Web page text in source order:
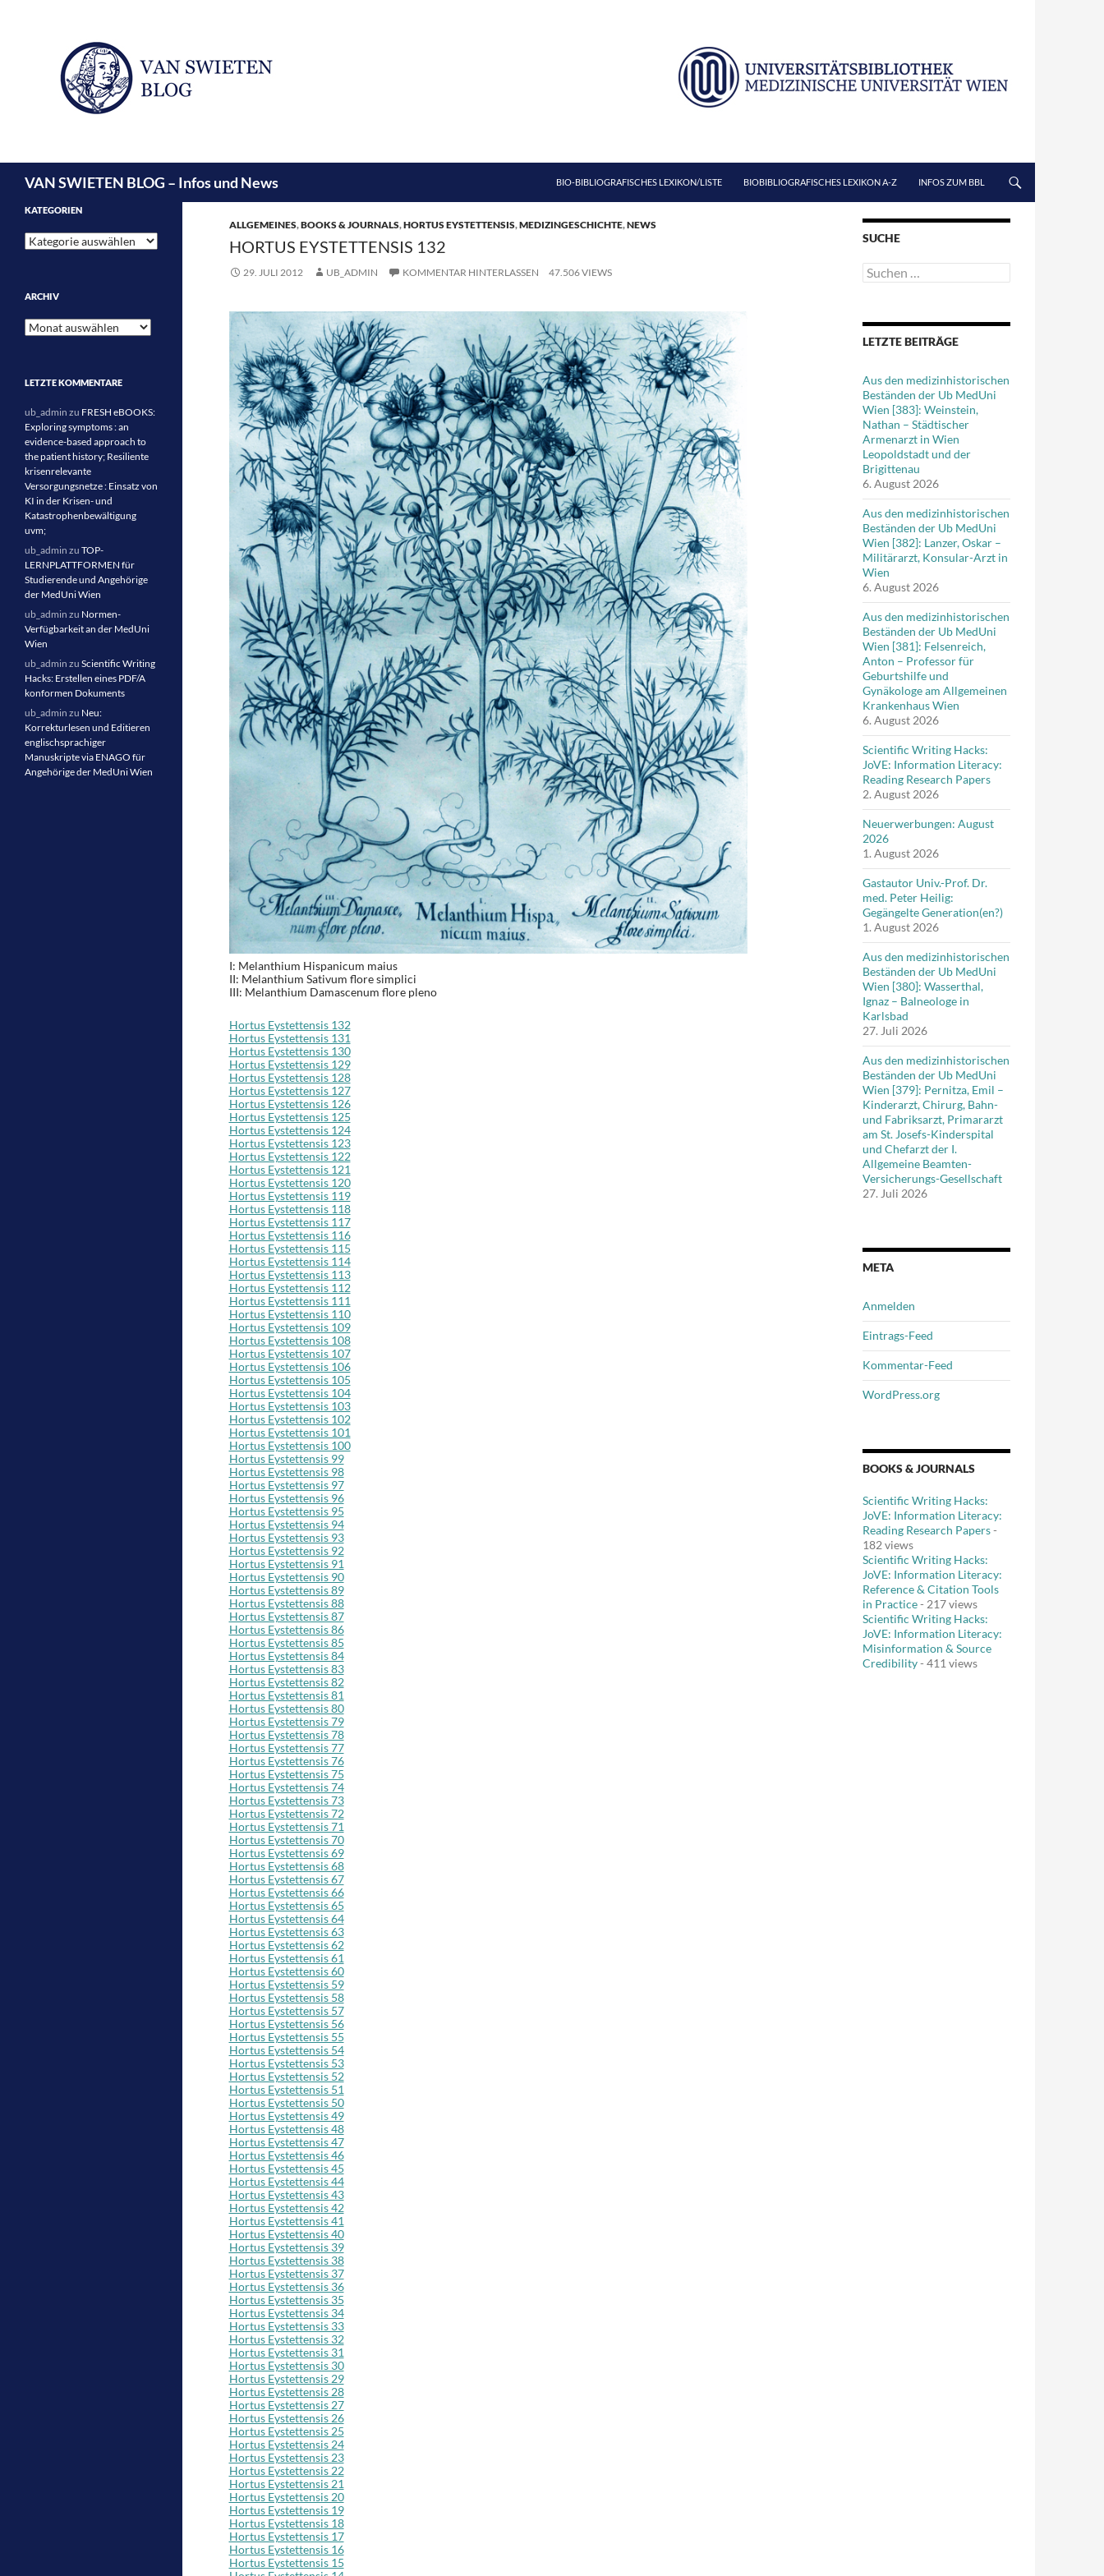
VAN SWIETEN BLOG – Infos und News
BIO-BIBLIOGRAFISCHES LEXIKON/LISTE
BIOBIBLIOGRAFISCHES LEXIKON A-Z INFOS ZUM BBL
ALLGEMEINES,BOOKS & JOURNALS,HORTUS EYSTETTENSIS,MEDIZINGESCHICHTE,NEWS
HORTUS EYSTETTENSIS 132
29. JULI 2012 UB_ADMIN KOMMENTAR HINTERLASSEN 47.506 VIEWS
I: Melanthium Hispanicum maius
II: Melanthium Sativum flore simplici
III: Melanthium Damascenum flore pleno
Hortus Eystettensis 132
Hortus Eystettensis 131
Hortus Eystettensis 130
Hortus Eystettensis 129
Hortus Eystettensis 128
Hortus Eystettensis 127
Hortus Eystettensis 126
Hortus Eystettensis 125
Hortus Eystettensis 124
Hortus Eystettensis 123
Hortus Eystettensis 122
Hortus Eystettensis 121
Hortus Eystettensis 120
Hortus Eystettensis 119
Hortus Eystettensis 118
Hortus Eystettensis 117
Hortus Eystettensis 116
Hortus Eystettensis 115
Hortus Eystettensis 114
Hortus Eystettensis 113
Hortus Eystettensis 112
Hortus Eystettensis 111
Hortus Eystettensis 110
Hortus Eystettensis 109
Hortus Eystettensis 108
Hortus Eystettensis 107
Hortus Eystettensis 106
Hortus Eystettensis 105
Hortus Eystettensis 104
Hortus Eystettensis 103
Hortus Eystettensis 102
Hortus Eystettensis 101
Hortus Eystettensis 100
Hortus Eystettensis 99
Hortus Eystettensis 98
Hortus Eystettensis 97
Hortus Eystettensis 96
Hortus Eystettensis 95
Hortus Eystettensis 94
Hortus Eystettensis 93
Hortus Eystettensis 92
Hortus Eystettensis 91
Hortus Eystettensis 90
Hortus Eystettensis 89
Hortus Eystettensis 88
Hortus Eystettensis 87
Hortus Eystettensis 86
Hortus Eystettensis 85
Hortus Eystettensis 84
Hortus Eystettensis 83
Hortus Eystettensis 82
Hortus Eystettensis 81
Hortus Eystettensis 80
Hortus Eystettensis 79
Hortus Eystettensis 78
Hortus Eystettensis 77
Hortus Eystettensis 76
Hortus Eystettensis 75
Hortus Eystettensis 74
Hortus Eystettensis 73
Hortus Eystettensis 72
Hortus Eystettensis 71
Hortus Eystettensis 70
Hortus Eystettensis 69
Hortus Eystettensis 68
Hortus Eystettensis 67
Hortus Eystettensis 66
Hortus Eystettensis 65
Hortus Eystettensis 64
Hortus Eystettensis 63
Hortus Eystettensis 62
Hortus Eystettensis 61
Hortus Eystettensis 60
Hortus Eystettensis 59
Hortus Eystettensis 58
Hortus Eystettensis 57
Hortus Eystettensis 56
Hortus Eystettensis 55
Hortus Eystettensis 54
Hortus Eystettensis 53
Hortus Eystettensis 52
Hortus Eystettensis 51
Hortus Eystettensis 50
Hortus Eystettensis 49
Hortus Eystettensis 48
Hortus Eystettensis 47
Hortus Eystettensis 46
Hortus Eystettensis 45
Hortus Eystettensis 44
Hortus Eystettensis 43
Hortus Eystettensis 42
Hortus Eystettensis 41
Hortus Eystettensis 40
Hortus Eystettensis 39
Hortus Eystettensis 38
Hortus Eystettensis 37
Hortus Eystettensis 36
Hortus Eystettensis 35
Hortus Eystettensis 34
Hortus Eystettensis 33
Hortus Eystettensis 32
Hortus Eystettensis 31
Hortus Eystettensis 30
Hortus Eystettensis 29
Hortus Eystettensis 28
Hortus Eystettensis 27
Hortus Eystettensis 26
Hortus Eystettensis 25
Hortus Eystettensis 24
Hortus Eystettensis 23
Hortus Eystettensis 22
Hortus Eystettensis 21
Hortus Eystettensis 20
Hortus Eystettensis 19
Hortus Eystettensis 18
Hortus Eystettensis 17
Hortus Eystettensis 16
Hortus Eystettensis 15
SUCHE
Suchen
nach:
LETZTE BEITRÄGE
Aus den medizinhistorischen
Beständen der Ub MedUni
Wien [383]: Weinstein,
Nathan – Städtischer
Armenarzt in Wien
Leopoldstadt und der
Brigittenau
6. August 2026
Aus den medizinhistorischen
Beständen der Ub MedUni
Wien [382]: Lanzer, Oskar –
Militärarzt, Konsular-Arzt in
Wien
6. August 2026
Aus den medizinhistorischen
Beständen der Ub MedUni
Wien [381]: Felsenreich,
Anton – Professor für
Geburtshilfe und
Gynäkologe am Allgemeinen
Krankenhaus Wien
6. August 2026
Scientific Writing Hacks:
JoVE: Information Literacy:
Reading Research Papers
2. August 2026
Neuerwerbungen: August
2026
1. August 2026
Gastautor Univ.-Prof. Dr.
med. Peter Heilig:
Gegängelte Generation(en?)
1. August 2026
Aus den medizinhistorischen
Beständen der Ub MedUni
Wien [380]: Wasserthal,
Ignaz – Balneologe in
Karlsbad
27. Juli 2026
Aus den medizinhistorischen
Beständen der Ub MedUni
Wien [379]: Pernitza, Emil –
Kinderarzt, Chirurg, Bahn-
und Fabriksarzt, Primararzt
am St. Josefs-Kinderspital
und Chefarzt der I.
Allgemeine Beamten-
Versicherungs-Gesellschaft
27. Juli 2026
META
Anmelden
Eintrags-Feed
Kommentar-Feed
WordPress.org
BOOKS & JOURNALS
Scientific Writing Hacks:
JoVE: Information Literacy:
Reading Research Papers-
182 views
Scientific Writing Hacks:
JoVE: Information Literacy:
Reference & Citation Tools
in Practice- 217 views
Scientific Writing Hacks:
JoVE: Information Literacy:
Misinformation & Source
Credibility- 411 views
KATEGORIEN
Kategorien
ARCHIV
Archiv
LETZTE KOMMENTARE
ub_admin zu FRESH eBOOKS:
Exploring symptoms : an
evidence-based approach to
the patient history; Resiliente
krisenrelevante
Versorgungsnetze : Einsatz von
KI in der Krisen- und
Katastrophenbewältigung
uvm;
ub_admin zu TOP-
LERNPLATTFORMEN für
Studierende und Angehörige
der MedUni Wien
ub_admin zu Normen-
Verfügbarkeit an der MedUni
Wien
ub_admin zu Scientific Writing
Hacks: Erstellen eines PDF/A
konformen Dokuments
ub_admin zu Neu:
Korrekturlesen und Editieren
englischsprachiger
Manuskripte via ENAGO für
Angehörige der MedUni Wien